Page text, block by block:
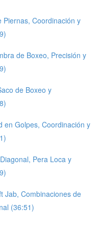
Piernas, Coordinación y
de Boxeo, Precisión y
de Boxeo y
en Golpes, Coordinación y
Pera Loca y
Jab, Combinaciones de
(36:51)